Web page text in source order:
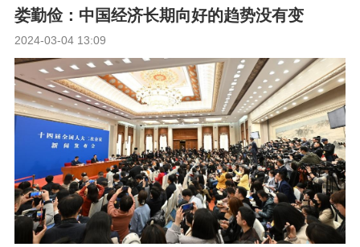
娄勤俭：中国经济长期向好的趋势没有变
2024-03-04 13:09